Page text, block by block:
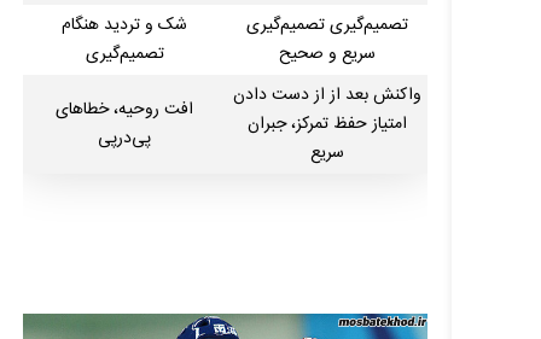
تصمیم‌گیری تصمیم‌گیری
سریع و صحیح
شک و تردید هنگام
تصمیم‌گیری
واکنش بعد از از دست دادن
امتیاز حفظ تمرکز، جبران
سریع
افت روحیه، خطاهای
پی‌درپی